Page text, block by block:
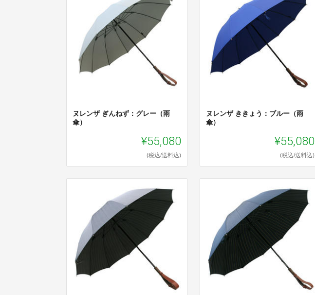
ヌレンザ ぎんねず：グレー（雨
傘）
¥55,080
(税込/送料込)
ヌレンザ ききょう：ブルー（雨
傘）
¥55,080
(税込/送料込)